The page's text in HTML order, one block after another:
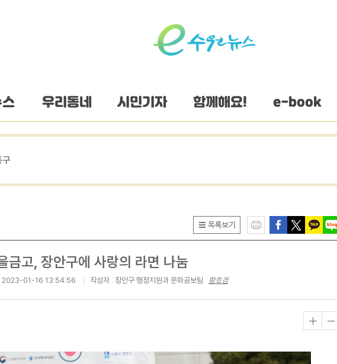
우리동네 시민기자 함께해요! e-book
구
고, 장안구에 사랑의 라면 나눔
2023-01-16 13:54:56 작성자 : 장안구 행정지원과 문화공보팀 황호경